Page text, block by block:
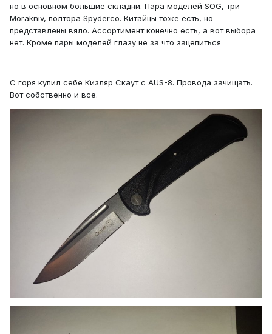
но в основном большие складни. Пара моделей SOG, три
Morakniv, полтора Spyderco. Китайцы тоже есть, но
представлены вяло. Ассортимент конечно есть, а вот выбора
нет. Кроме пары моделей глазу не за что зацепиться
С горя купил себе Кизляр Скаут с AUS-8. Провода зачищать.
Вот собственно и все.